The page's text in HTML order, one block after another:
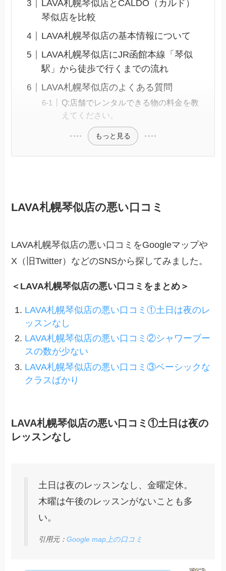
LAVA札幌琴似店とCALDO（カルド）
琴似店を比較
LAVA札幌琴似店の基本情報について
LAVA札幌琴似店にJR函館本線「琴似
駅」から徒歩で行くまでの流れ
LAVA札幌琴似店のよくある質問
Q:店舗でレンタルできる物の料金を教
えてください。
もっと見る
LAVA札幌琴似店の悪い口コミ
LAVA札幌琴似店の悪い口コミをGoogleマップや
X（旧Twitter）などのSNSから探してみました。
＜LAVA札幌琴似店の悪い口コミをまとめ＞
LAVA札幌琴似店の悪い口コミ①土日は夜のレ
ッスンなし
LAVA札幌琴似店の悪い口コミ②シャワーブー
スの数が少ない
LAVA札幌琴似店の悪い口コミ③ベーシックな
クラスばかり
LAVA札幌琴似店の悪い口コミ①土日は夜の
レッスンなし
土日は夜のレッスンなし、金曜定休。
木曜は午後のレッスンがないことも多
い。
引用元：Google map上の口コミ